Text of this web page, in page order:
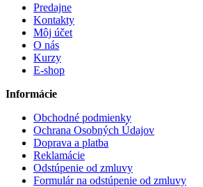
Predajne
Kontakty
Môj účet
O nás
Kurzy
E-shop
Informácie
Obchodné podmienky
Ochrana Osobných Údajov
Doprava a platba
Reklamácie
Odstúpenie od zmluvy
Formulár na odstúpenie od zmluvy